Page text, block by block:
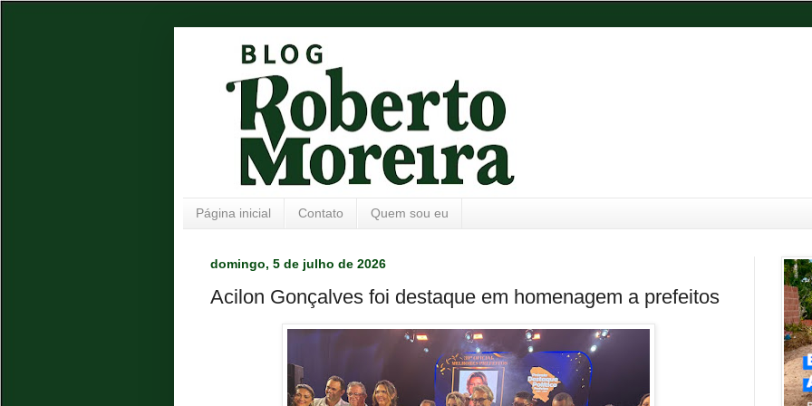
Página inicial Contato Quem sou eu
domingo, 5 de julho de 2026
Acilon Gonçalves foi destaque em homenagem a prefeitos